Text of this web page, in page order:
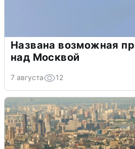
Названа возможная
над Москвой
7 августа 12